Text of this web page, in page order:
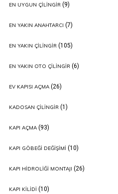
EN UYGUN ÇILINGIR(9)
EN YAKIN ANAHTARCI (7)
EN YAKIN ÇILINGIR(105)
EN YAKIN OTO ÇILINGIR(6)
EV KAPISI AÇMA(26)
KADOSAN ÇILINGIR(1)
KAPI AÇMA(93)
KAPI GÖBEĞI DEĞIŞIMI (10)
KAPI HIDROLIĞI MONTAJI (26)
KAPI KILIDI (10)